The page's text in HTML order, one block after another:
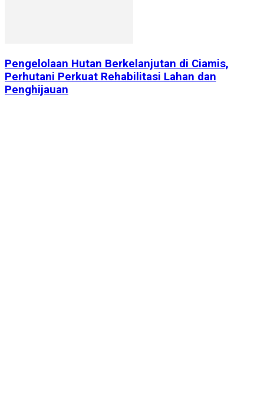
Pengelolaan Hutan Berkelanjutan di Ciamis,
Perhutani Perkuat Rehabilitasi Lahan dan
Penghijauan